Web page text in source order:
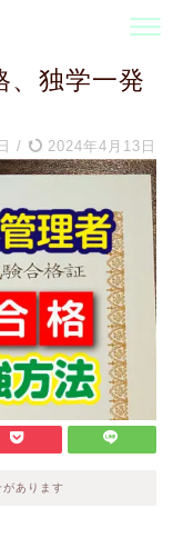
、独学一発
/ 2024年4月13日
あります